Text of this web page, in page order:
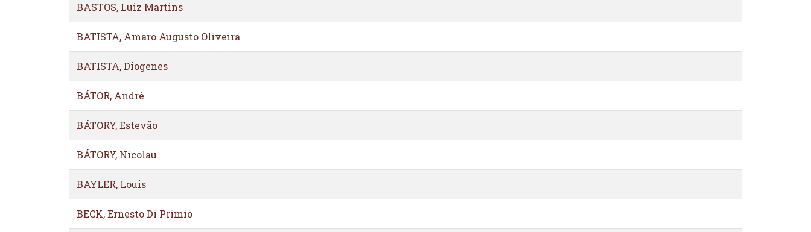
BASTOS, Luiz Martins
BATISTA, Amaro Augusto Oliveira
BATISTA, Diogenes
BÁTOR, André
BÁTORY, Estevão
BÁTORY, Nicolau
BAYLER, Louis
BECK, Ernesto Di Primio